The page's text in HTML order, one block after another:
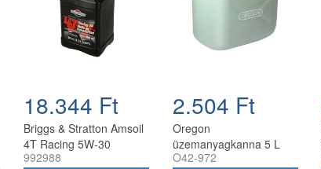
18.344 Ft
Briggs & Stratton Amsoil
4T Racing 5W-30
szintetikus motorolaj
992988
2.504 Ft
Oregon
üzemanyagkanna 5 L
fehér, rugalmas
O42-972